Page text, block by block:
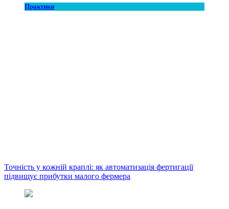
Практики
Точність у кожній краплі: як автоматизація фертигації
підвищує прибутки малого фермера